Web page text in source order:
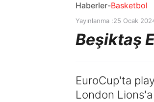
Haberler-Basketbol
Yayınlanma :25 Ocak
Beşiktaş
EuroCup'ta
London